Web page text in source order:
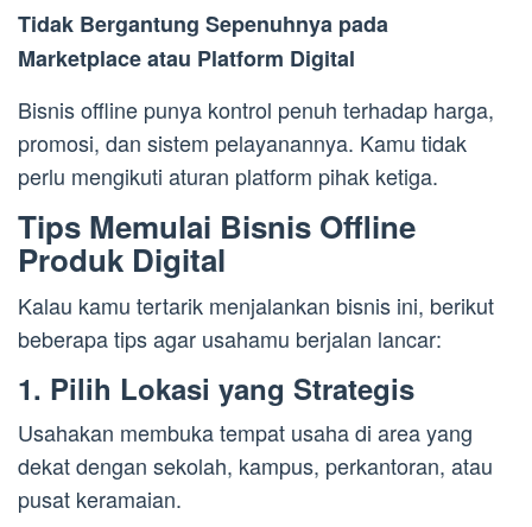
Tidak Bergantung Sepenuhnya pada
Marketplace atau Platform Digital
Bisnis offline punya kontrol penuh terhadap harga,
promosi, dan sistem pelayanannya. Kamu tidak
perlu mengikuti aturan platform pihak ketiga.
Tips Memulai Bisnis Offline
Produk Digital
Kalau kamu tertarik menjalankan bisnis ini, berikut
beberapa tips agar usahamu berjalan lancar:
1. Pilih Lokasi yang Strategis
Usahakan membuka tempat usaha di area yang
dekat dengan sekolah, kampus, perkantoran, atau
pusat keramaian.